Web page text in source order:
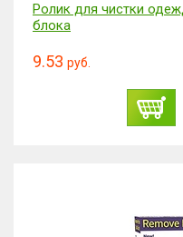
Ролик для чистки
блока
9.53 руб.